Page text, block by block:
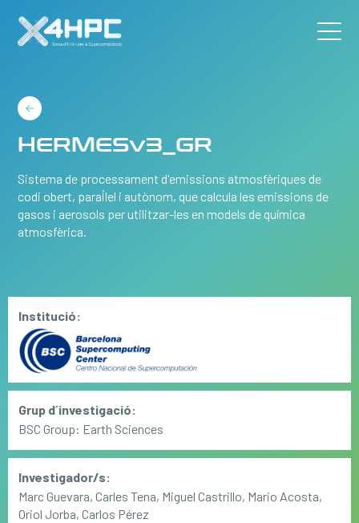
HERMESv3_GR
Sistema de processament d'emissions atmosfèriques de
codi obert, paral·lel i autònom, que calcula les emissions de
gasos i aerosols per utilitzar-les en models de química
atmosfèrica.
Institució:
Grup d´investigació:
BSC Group: Earth Sciences
Investigador/s:
Marc Guevara, Carles Tena, Miguel Castrillo, Mario Acosta,
Oriol Jorba, Carlos Pérez